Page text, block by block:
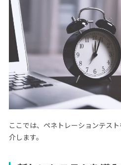
ここでは、ペネトレーションテス
介します。